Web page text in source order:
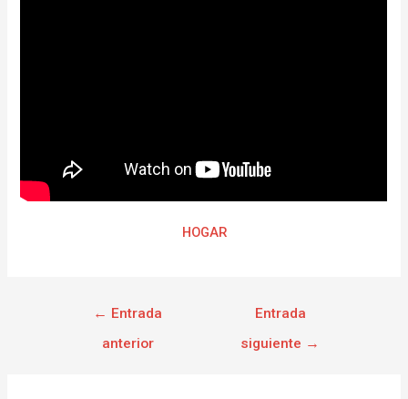
HOGAR
← Entrada
anterior
Entrada
siguiente →